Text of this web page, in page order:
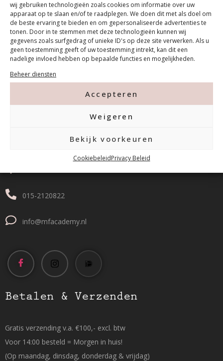
wij gebruiken technologieën zoals cookies om informatie over uw
apparaat op te slaan en/of te raadplegen. We doen dit met als doel om
de beste ervaring te bieden en om gepersonaliseerde advertenties te
tonen. Door in te stemmen met deze technologieën kunnen wij
gegevens zoals surfgedrag of unieke ID's op deze site verwerken. Als u
geen toestemming geeft of uw toestemming intrekt, kan dit een
nadelige invloed hebben op bepaalde functies en mogelijkheden.
Beheer diensten
Accepteren
Weigeren
Bekijk voorkeuren
CookiebeleidPrivacy Beleid
Product van de maand
015-2120822
info@mfacademy.nl
Betalen & Verzenden
Gratis verzending v.a. €100,- excl. btw
Voor 14:00 besteld = Morgen in huis!
(Op maandag, dinsdag, donderdag & vrijdag)